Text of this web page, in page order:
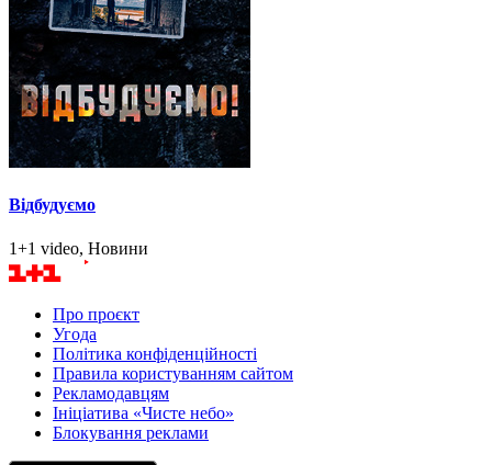
Відбудуємо
1+1 video, Новини
Про проєкт
Угода
Політика конфіденційності
Правила користуванням сайтом
Рекламодавцям
Ініціатива «Чисте небо»
Блокування реклами